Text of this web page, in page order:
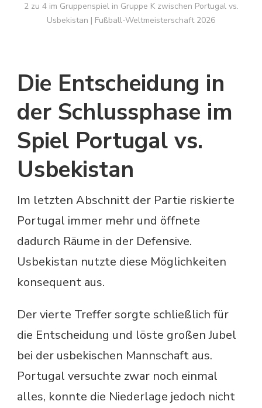
2 zu 4 im Gruppenspiel in Gruppe K zwischen Portugal vs.
Usbekistan | Fußball-Weltmeisterschaft 2026
Die Entscheidung in
der Schlussphase im
Spiel Portugal vs.
Usbekistan
Im letzten Abschnitt der Partie riskierte
Portugal immer mehr und öffnete
dadurch Räume in der Defensive.
Usbekistan nutzte diese Möglichkeiten
konsequent aus.
Der vierte Treffer sorgte schließlich für
die Entscheidung und löste großen Jubel
bei der usbekischen Mannschaft aus.
Portugal versuchte zwar noch einmal
alles, konnte die Niederlage jedoch nicht